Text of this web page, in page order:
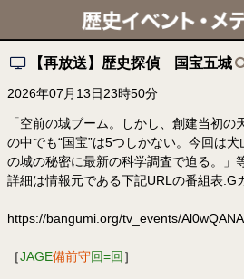
【再放送】歴史探偵 国宝五城
2026年07月13日23時50分
「空前の城ブーム。しかし、創建当初
の中でも“国宝”は5つしかない。今回は
の城の秘密に最新の科学調査で迫る。」等
詳細は情報元である下記URLの番組表.G
https://bangumi.org/tv_events/
［JAGE備前守回=回 ］